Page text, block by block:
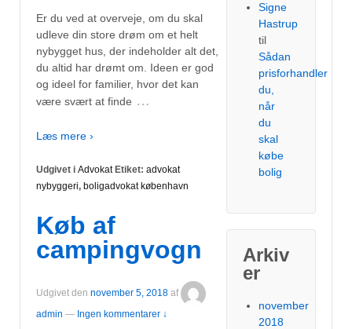
Er du ved at overveje, om du skal
udleve din store drøm om et helt
nybygget hus, der indeholder alt det,
du altid har drømt om. Ideen er god
og ideel for familier, hvor det kan
være svært at finde …
Læs mere ›
Udgivet i AdvokatEtiket: advokat
nybyggeri, boligadvokat københavn
Køb af
campingvogn
Udgivet den november 5, 2018 af
admin — Ingen kommentarer ↓
Signe
Hastrup
til
Sådan
prisforhandler
du,
når
du
skal
købe
bolig
Arkiv
er
november
2018